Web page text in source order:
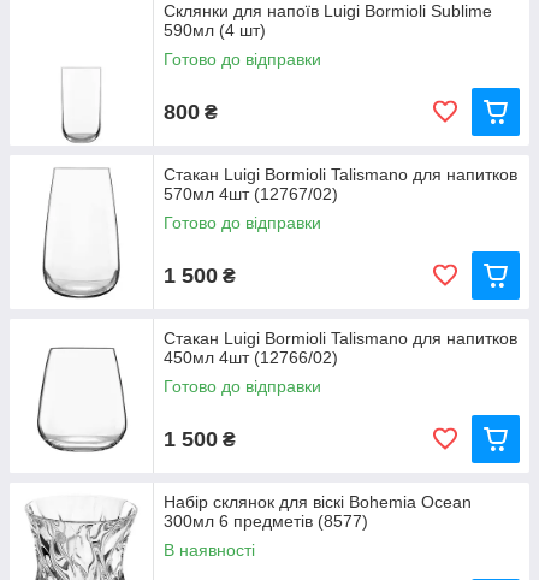
Склянки для напоїв Luigi Bormioli Sublime
590мл (4 шт)
Готово до відправки
800 ₴
Стакан Luigi Bormioli Talismano для напитков
570мл 4шт (12767/02)
Готово до відправки
1 500 ₴
Стакан Luigi Bormioli Talismano для напитков
450мл 4шт (12766/02)
Готово до відправки
1 500 ₴
Набір склянок для віскі Bohemia Ocean
300мл 6 предметів (8577)
В наявності